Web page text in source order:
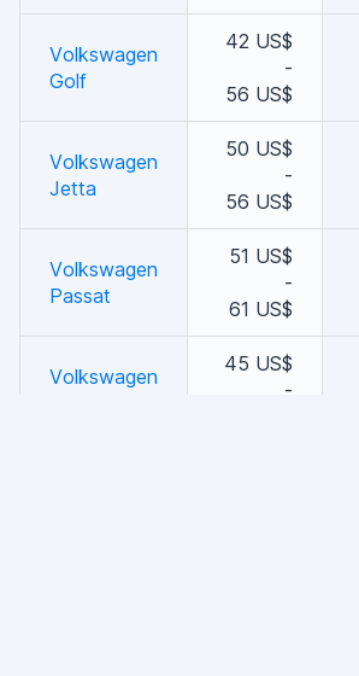
Volkswagen
Golf
42 US$
-
56 US$
Volkswagen
Jetta
50 US$
-
56 US$
Volkswagen
Passat
51 US$
-
61 US$
Volkswagen
45 US$
-